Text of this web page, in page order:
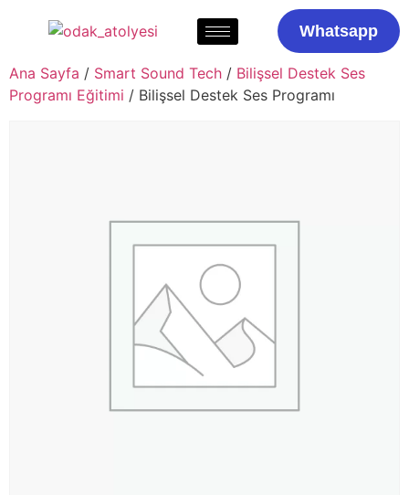
Whatsapp
Ana Sayfa / Smart Sound Tech / Bilişsel Destek Ses
Programı Eğitimi / Bilişsel Destek Ses Programı